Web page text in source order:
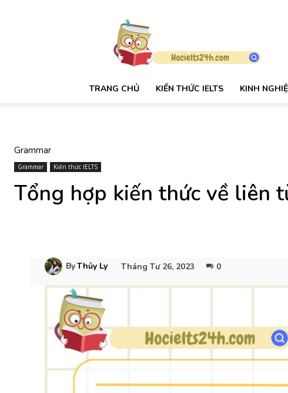
TRANG CHỦ KIẾN THỨC IELTS KINH
Grammar
Grammar Kiến thức IELTS
Tổng hợp kiến thức về liên
ByThủy Ly Tháng Tư 26, 2023 0